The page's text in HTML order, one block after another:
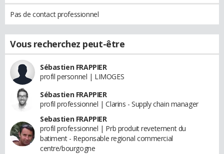
Pas de contact professionnel
Vous recherchez peut-être
Sébastien FRAPPIER
profil personnel | LIMOGES
Sébastien FRAPPIER
profil professionnel | Clarins - Supply chain manager
Sebastien FRAPPIER
profil professionnel | Prb produit revetement du
batiment - Reponsable regional commercial
centre/bourgogne